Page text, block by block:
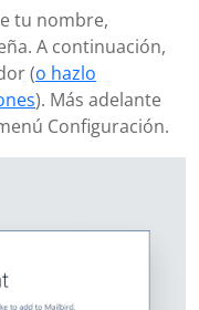
tu nombre,
A continuación,
(o hazlo
). Más adelante
Configuración.